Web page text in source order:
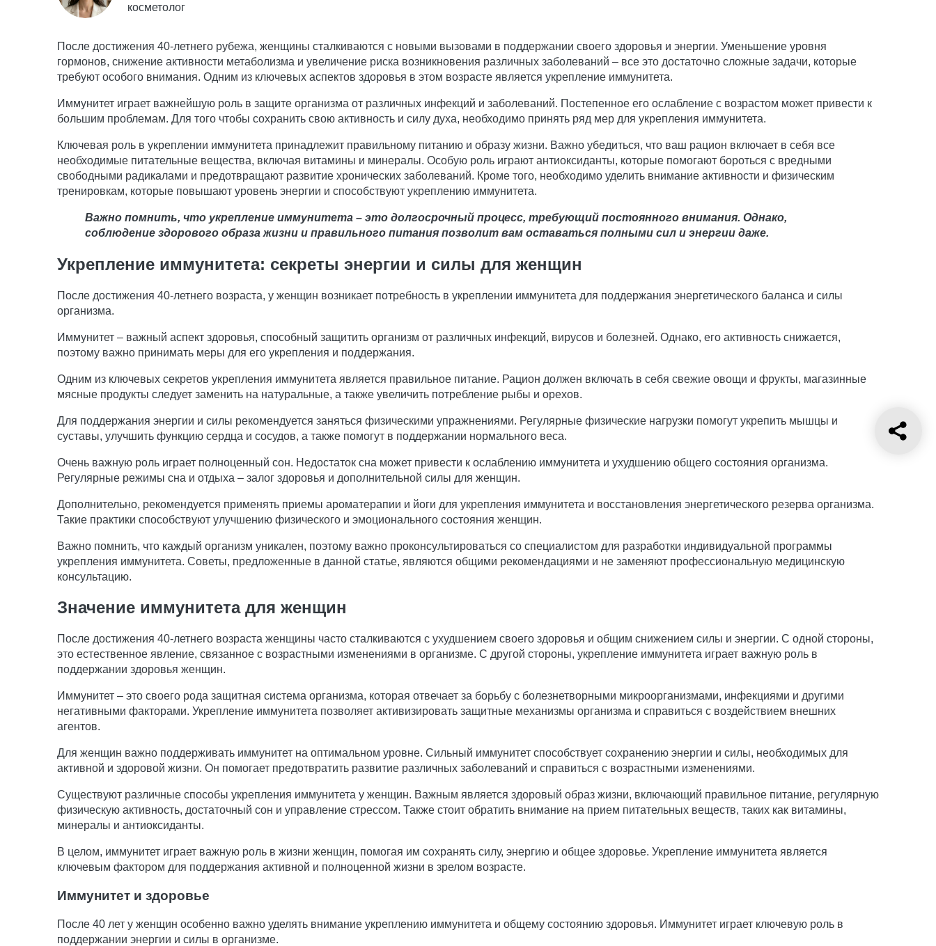
косметолог
После достижения 40-летнего рубежа, женщины сталкиваются с новыми вызовами в поддержании своего здоровья и энергии. Уменьшение уровня
гормонов, снижение активности метаболизма и увеличение риска возникновения различных заболеваний – все это достаточно сложные задачи, которые
требуют особого внимания. Одним из ключевых аспектов здоровья в этом возрасте является укрепление иммунитета.
Иммунитет играет важнейшую роль в защите организма от различных инфекций и заболеваний. Постепенное его ослабление с возрастом может привести к
большим проблемам. Для того чтобы сохранить свою активность и силу духа, необходимо принять ряд мер для укрепления иммунитета.
Ключевая роль в укреплении иммунитета принадлежит правильному питанию и образу жизни. Важно убедиться, что ваш рацион включает в себя все
необходимые питательные вещества, включая витамины и минералы. Особую роль играют антиоксиданты, которые помогают бороться с вредными
свободными радикалами и предотвращают развитие хронических заболеваний. Кроме того, необходимо уделить внимание активности и физическим
тренировкам, которые повышают уровень энергии и способствуют укреплению иммунитета.
Важно помнить, что укрепление иммунитета – это долгосрочный процесс, требующий постоянного внимания. Однако,
соблюдение здорового образа жизни и правильного питания позволит вам оставаться полными сил и энергии даже.
Укрепление иммунитета: секреты энергии и силы для женщин
После достижения 40-летнего возраста, у женщин возникает потребность в укреплении иммунитета для поддержания энергетического баланса и силы
организма.
Иммунитет – важный аспект здоровья, способный защитить организм от различных инфекций, вирусов и болезней. Однако, его активность снижается,
поэтому важно принимать меры для его укрепления и поддержания.
Одним из ключевых секретов укрепления иммунитета является правильное питание. Рацион должен включать в себя свежие овощи и фрукты, магазинные
мясные продукты следует заменить на натуральные, а также увеличить потребление рыбы и орехов.
Для поддержания энергии и силы рекомендуется заняться физическими упражнениями. Регулярные физические нагрузки помогут укрепить мышцы и
суставы, улучшить функцию сердца и сосудов, а также помогут в поддержании нормального веса.
Очень важную роль играет полноценный сон. Недостаток сна может привести к ослаблению иммунитета и ухудшению общего состояния организма.
Регулярные режимы сна и отдыха – залог здоровья и дополнительной силы для женщин.
Дополнительно, рекомендуется применять приемы ароматерапии и йоги для укрепления иммунитета и восстановления энергетического резерва организма.
Такие практики способствуют улучшению физического и эмоционального состояния женщин.
Важно помнить, что каждый организм уникален, поэтому важно проконсультироваться со специалистом для разработки индивидуальной программы
укрепления иммунитета. Советы, предложенные в данной статье, являются общими рекомендациями и не заменяют профессиональную медицинскую
консультацию.
Значение иммунитета для женщин
После достижения 40-летнего возраста женщины часто сталкиваются с ухудшением своего здоровья и общим снижением силы и энергии. С одной стороны,
это естественное явление, связанное с возрастными изменениями в организме. С другой стороны, укрепление иммунитета играет важную роль в
поддержании здоровья женщин.
Иммунитет – это своего рода защитная система организма, которая отвечает за борьбу с болезнетворными микроорганизмами, инфекциями и другими
негативными факторами. Укрепление иммунитета позволяет активизировать защитные механизмы организма и справиться с воздействием внешних
агентов.
Для женщин важно поддерживать иммунитет на оптимальном уровне. Сильный иммунитет способствует сохранению энергии и силы, необходимых для
активной и здоровой жизни. Он помогает предотвратить развитие различных заболеваний и справиться с возрастными изменениями.
Существуют различные способы укрепления иммунитета у женщин. Важным является здоровый образ жизни, включающий правильное питание, регулярную
физическую активность, достаточный сон и управление стрессом. Также стоит обратить внимание на прием питательных веществ, таких как витамины,
минералы и антиоксиданты.
В целом, иммунитет играет важную роль в жизни женщин, помогая им сохранять силу, энергию и общее здоровье. Укрепление иммунитета является
ключевым фактором для поддержания активной и полноценной жизни в зрелом возрасте.
Иммунитет и здоровье
После 40 лет у женщин особенно важно уделять внимание укреплению иммунитета и общему состоянию здоровья. Иммунитет играет ключевую роль в
поддержании энергии и силы в организме.